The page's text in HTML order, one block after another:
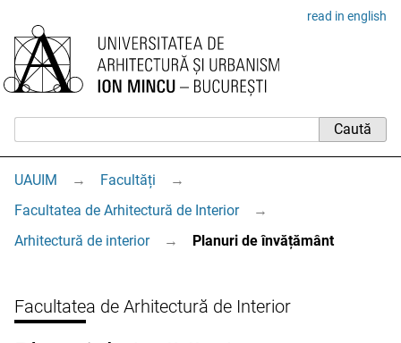
read in english
UAUIM → Facultăți
→
Facultatea de Arhitectură de Interior
→
Arhitectură de interior
→ Planuri de învățământ
Facultatea de Arhitectură de Interior